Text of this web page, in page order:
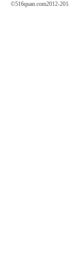
©516quan.com2012-